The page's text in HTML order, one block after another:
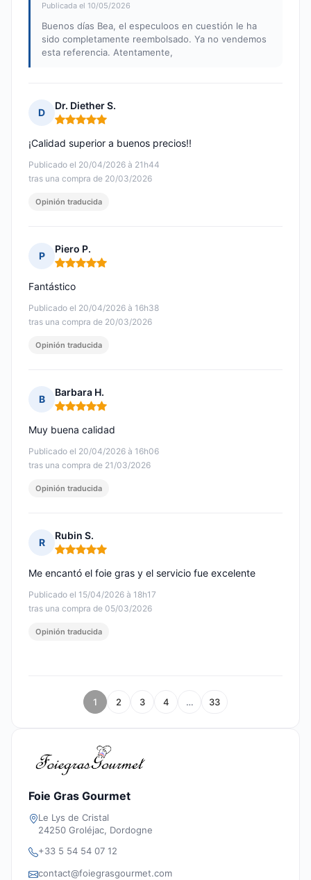
Publicada el 10/05/2026
Buenos días Bea, el especuloos en cuestión le ha
sido completamente reembolsado. Ya no vendemos
esta referencia. Atentamente,
D
Dr. Diether S.
Nota: 5 de 5
Publicado el 20/04/2026 à 21h44
tras una compra de 20/03/2026
¡Calidad superior a buenos precios!!
Opinión traducida
P
Piero P.
Nota: 5 de 5
Publicado el 20/04/2026 à 16h38
tras una compra de 20/03/2026
Fantástico
Opinión traducida
B
Barbara H.
Nota: 5 de 5
Publicado el 20/04/2026 à 16h06
tras una compra de 21/03/2026
Muy buena calidad
Opinión traducida
R
Rubin S.
Nota: 5 de 5
Publicado el 15/04/2026 à 18h17
tras una compra de 05/03/2026
Me encantó el foie gras y el servicio fue excelente
Opinión traducida
1 2 3 4 … 33
Foie Gras Gourmet
Le Lys de Cristal
24250 Groléjac, Dordogne
+33 5 54 54 07 12
contact@foiegrasgourmet.com